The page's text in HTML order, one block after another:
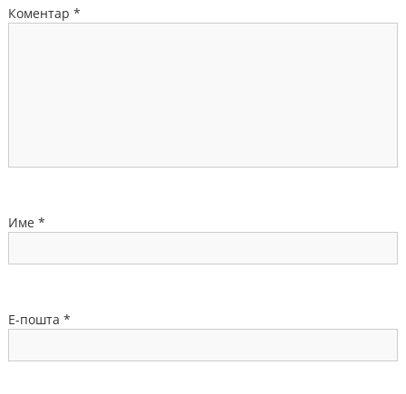
Коментар *
Име *
Е-пошта *